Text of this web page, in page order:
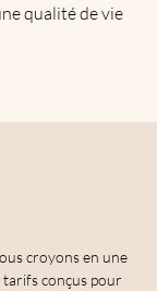
qualité de vie
croyons en une
conçus pour